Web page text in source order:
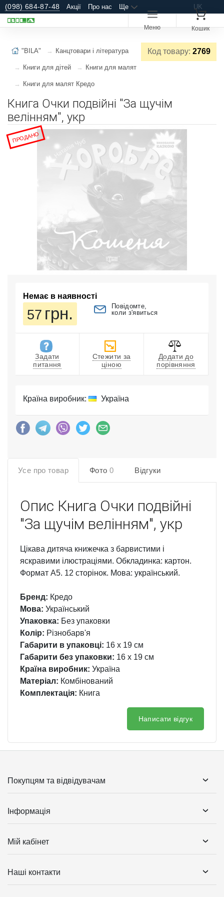
(098) 684-87-48 Акції Про нас Ще UK
Меню Кошик
Код товару: 2769
"BILA" Канцтовари і література
Книги для дітей Книги для малят
Книги для малят Кредо
Книга Очки подвійні "За щучім
велінням", укр
ПРОДАНО
Немає в наявності
57 грн.
Повідомте,
коли з'явиться
Задати
питання
Стежити за
ціною
Додати до
порівняння
Країна виробник: Україна
Усе про товар Фото 0 Відгуки
Опис Книга Очки подвійні
"За щучім велінням", укр
Цікава дитяча книжечка з барвистими і
яскравими ілюстраціями. Обкладинка: картон.
Формат А5. 12 сторінок. Мова: український.
Бренд: Кредо
Мова: Український
Упаковка: Без упаковки
Колір: Різнобарв'я
Габарити в упаковці: 16 x 19 см
Габарити без упаковки: 16 x 19 см
Країна виробник: Україна
Матеріал: Комбінований
Комплектація: Книга
Написати відгук
Покупцям та відвідувачам
Інформація
Мій кабінет
Наші контакти